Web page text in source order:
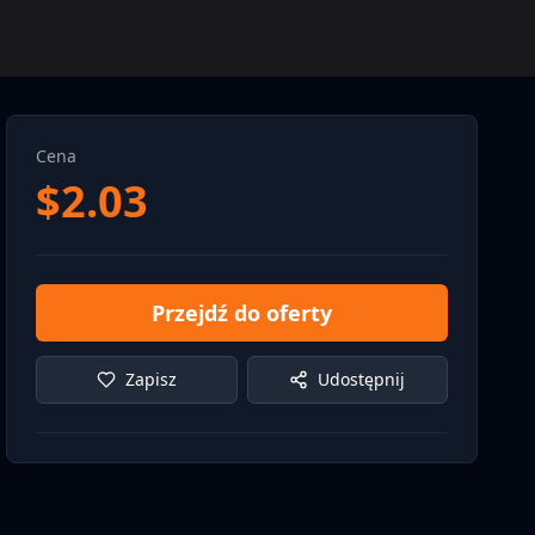
Cena
$2.03
Przejdź do oferty
Zapisz Udostępnij